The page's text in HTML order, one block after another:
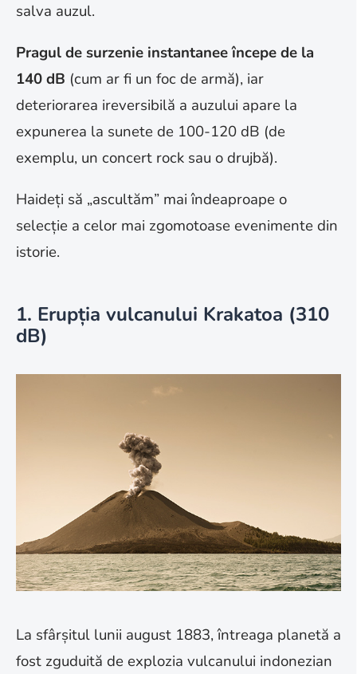
salva auzul.
Pragul de surzenie instantanee începe de la
140 dB (cum ar fi un foc de armă), iar
deteriorarea ireversibilă a auzului apare la
expunerea la sunete de 100-120 dB (de
exemplu, un concert rock sau o drujbă).
Haideți să „ascultăm” mai îndeaproape o
selecție a celor mai zgomotoase evenimente din
istorie.
1. Erupția vulcanului Krakatoa (310
dB)
La sfârșitul lunii august 1883, întreaga planetă a
fost zguduită de explozia vulcanului indonezian